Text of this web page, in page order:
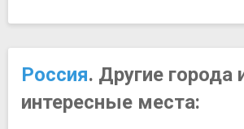
войск и войск связи
Государственный мемориальный
Государственный мемориальный
блокады Ленинграда
Государственный музей истории
20 причин посетить Петербург
Как сойти за Аборигена
Официальные символы Санкт-
Что показать детям в Петербурге?
Россия. Другие города
интересные места: